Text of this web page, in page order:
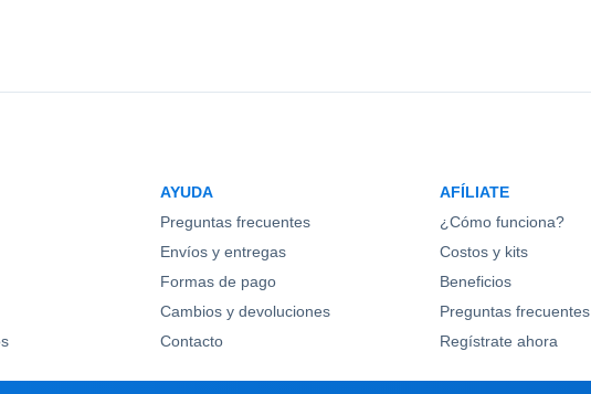
AYUDA
Preguntas frecuentes
Envíos y entregas
Formas de pago
Cambios y devoluciones
Contacto
AFÍLIATE
¿Cómo funciona?
Costos y kits
Beneficios
Preguntas frecuentes
Regístrate ahora